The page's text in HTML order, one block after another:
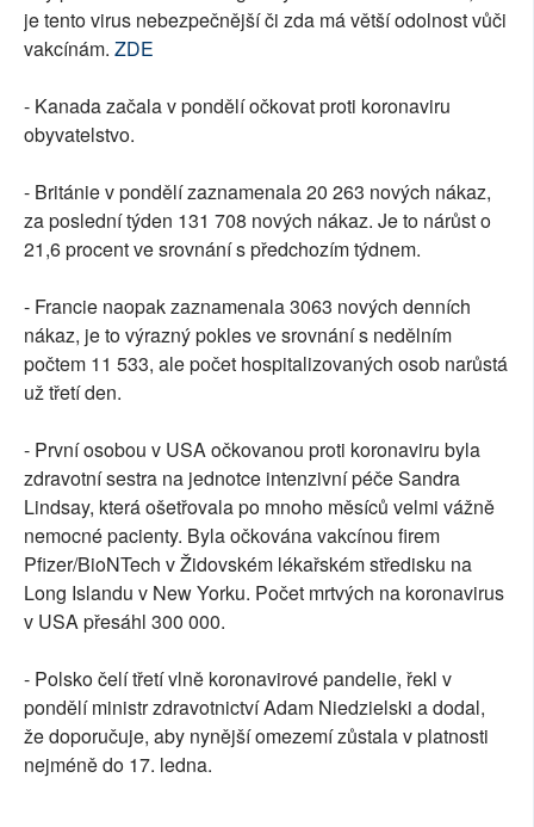
je tento virus nebezpečnější či zda má větší odolnost vůči
vakcínám. ZDE
- Kanada začala v pondělí očkovat proti koronaviru
obyvatelstvo.
- Británie v pondělí zaznamenala 20 263 nových nákaz,
za poslední týden 131 708 nových nákaz. Je to nárůst o
21,6 procent ve srovnání s předchozím týdnem.
- Francie naopak zaznamenala 3063 nových denních
nákaz, je to výrazný pokles ve srovnání s nedělním
počtem 11 533, ale počet hospitalizovaných osob narůstá
už třetí den.
- První osobou v USA očkovanou proti koronaviru byla
zdravotní sestra na jednotce intenzivní péče Sandra
Lindsay, která ošetřovala po mnoho měsíců velmi vážně
nemocné pacienty. Byla očkována vakcínou firem
Pfizer/BioNTech v Židovském lékařském středisku na
Long Islandu v New Yorku. Počet mrtvých na koronavirus
v USA přesáhl 300 000.
- Polsko čelí třetí vlně koronavirové pandelie, řekl v
pondělí ministr zdravotnictví Adam Niedzielski a dodal,
že doporučuje, aby nynější omezemí zůstala v platnosti
nejméně do 17. ledna.